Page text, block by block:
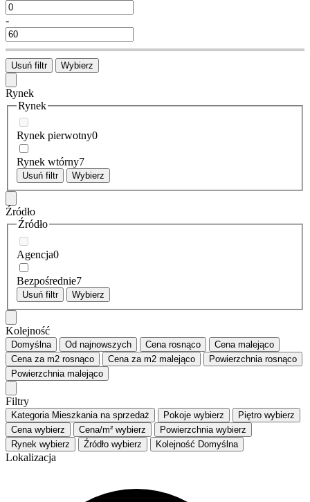
-
Usuń filtr Wybierz
Rynek
Rynek
Rynek pierwotny0
Rynek wtórny7
Usuń filtr Wybierz
Źródło
Źródło
Agencja0
Bezpośrednie7
Usuń filtr Wybierz
Kolejność
Domyślna Od najnowszych Cena rosnąco Cena malejąco
Cena za m2 rosnąco Cena za m2 malejąco Powierzchnia rosnąco
Powierzchnia malejąco
Filtry
Kategoria Mieszkania na sprzedaż Pokoje wybierz Piętro wybierz
Cena wybierz Cena/m² wybierz Powierzchnia wybierz
Rynek wybierz Źródło wybierz Kolejność Domyślna
Lokalizacja